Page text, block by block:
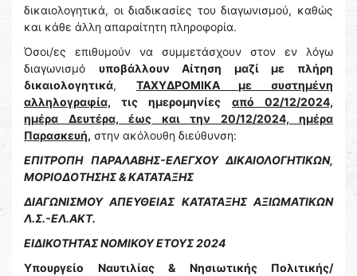
δικαιολογητικά, οι διαδικασίες του διαγωνισμού, καθώς
και κάθε άλλη απαραίτητη πληροφορία.
Όσοι/ες επιθυμούν να συμμετάσχουν στον εν λόγω
διαγωνισμό υποβάλλουν Αίτηση μαζί με πλήρη
δικαιολογητικά, ΤΑΧΥΔΡΟΜΙΚΑ με συστημένη
αλληλογραφία, τις ημερομηνίες
από 02/12/2024,
ημέρα Δευτέρα, έως και την 20/12/2024, ημέρα
Παρασκευή, στην ακόλουθη διεύθυνση:
ΕΠΙΤΡΟΠΗ ΠΑΡΑΛΑΒΗΣ-ΕΛΕΓΧΟΥ ΔΙΚΑΙΟΛΟΓΗΤΙΚΩΝ,
ΜΟΡΙΟΔΟΤΗΣΗΣ & ΚΑΤΑΤΑΞΗΣ
ΔΙΑΓΩΝΙΣΜΟΥ ΑΠΕΥΘΕΙΑΣ ΚΑΤΑΤΑΞΗΣ ΑΞΙΩΜΑΤΙΚΩΝ
Λ.Σ.-ΕΛ.ΑΚΤ.
ΕΙΔΙΚΟΤΗΤΑΣ ΝΟΜΙΚΟΥ ΕΤΟΥΣ 2024
Υπουργείο Ναυτιλίας & Νησιωτικής Πολιτικής/